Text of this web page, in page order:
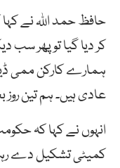
حافظ حمد اللہ نے کہا
کر دیا گیا تو پھر
ہمارے کارکن ممی
عادی ہیں۔ ہم تین روز
انہوں نے کہا کہ
کمیٹی تشکیل دے